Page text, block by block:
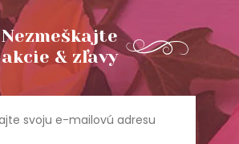
Nezmeškajte
akcie & zľavy